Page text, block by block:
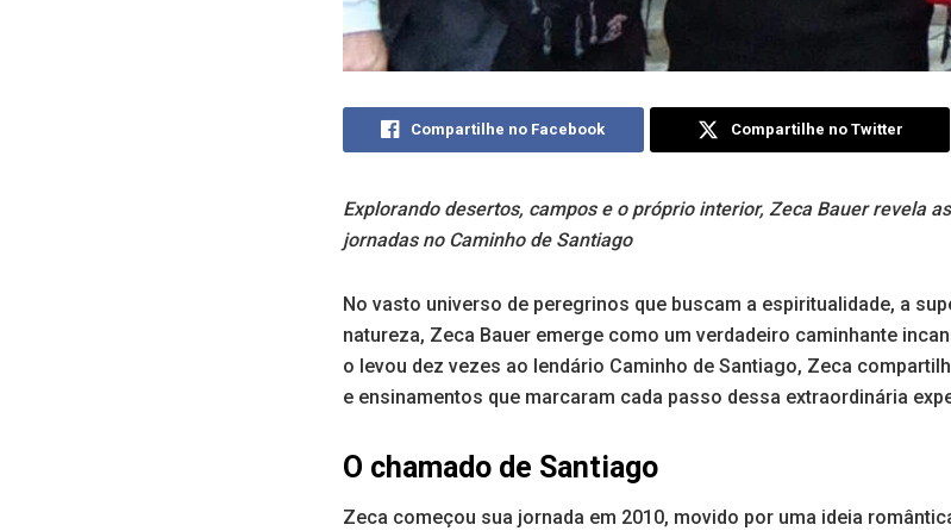
Compartilhe no Facebook Compartilhe no Twitter
Explorando desertos, campos e o próprio interior, Zeca Bauer revela
jornadas no Caminho de Santiago
No vasto universo de peregrinos que buscam a espiritualidade, a
natureza, Zeca Bauer emerge como um verdadeiro caminhante
o levou dez vezes ao lendário Caminho de Santiago, Zeca
e ensinamentos que marcaram cada passo dessa extraordinária
O chamado de Santiago
Zeca começou sua jornada em 2010, movido por uma ideia